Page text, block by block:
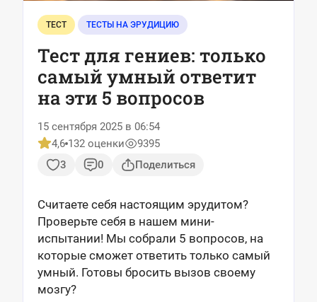
ТЕСТ ТЕСТЫ НА ЭРУДИЦИЮ
Тест для гениев: только
самый умный ответит
на эти 5 вопросов
15 сентября 2025 в 06:54
4,6 132 оценки
9395
3
0 Поделиться
Считаете себя настоящим эрудитом?
Проверьте себя в нашем мини-
испытании! Мы собрали 5 вопросов, на
которые сможет ответить только самый
умный. Готовы бросить вызов своему
мозгу?